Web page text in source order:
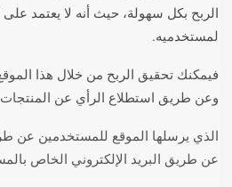
الربح بكل سهولة، حيث أنه لا يعتمد
لمستخدميه.
فيمكنك تحقيق الربح من خلال هذا
وعن طريق استطلاع الرأي عن المنتجات
الذي يرسلها الموقع للمستخدمين عن
عن طريق البريد الإلكتروني الخاص